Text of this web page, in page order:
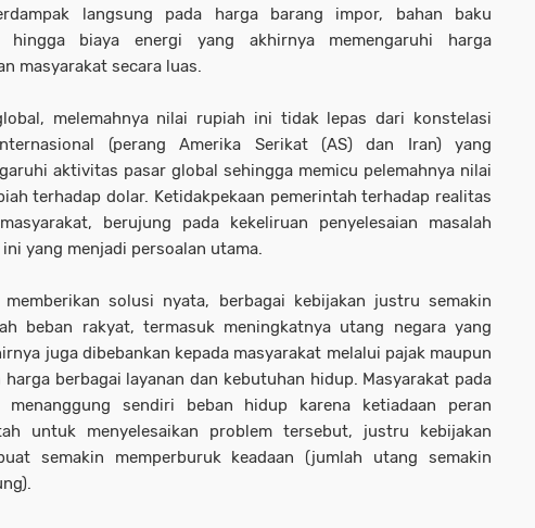
langsung pada harga barang impor, bahan baku
hingga biaya energi yang akhirnya memengaruhi harga
masyarakat secara luas.
melemahnya nilai rupiah ini tidak lepas dari konstelasi
(perang Amerika Serikat (AS) dan Iran) yang
aktivitas pasar global sehingga memicu pelemahnya nilai
terhadap dolar. Ketidakpekaan pemerintah terhadap realitas
berujung pada kekeliruan penyelesaian masalah
yang menjadi persoalan utama.
solusi nyata, berbagai kebijakan justru semakin
beban rakyat, termasuk meningkatnya utang negara yang
juga dibebankan kepada masyarakat melalui pajak maupun
harga berbagai layanan dan kebutuhan hidup. Masyarakat pada
menanggung sendiri beban hidup karena ketiadaan peran
untuk menyelesaikan problem tersebut, justru kebijakan
semakin memperburuk keadaan (jumlah utang semakin